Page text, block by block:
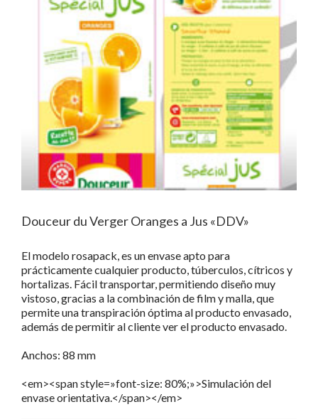
Douceur du Verger Oranges a Jus «DDV»
El modelo rosapack, es un envase apto para
prácticamente cualquier producto, túberculos, cítricos y
hortalizas. Fácil transportar, permitiendo diseño muy
vistoso, gracias a la combinación de film y malla, que
permite una transpiración óptima al producto envasado,
además de permitir al cliente ver el producto envasado.
Anchos: 88 mm
<em><span style=»font-size: 80%;»>Simulación del
envase orientativa.</span></em>